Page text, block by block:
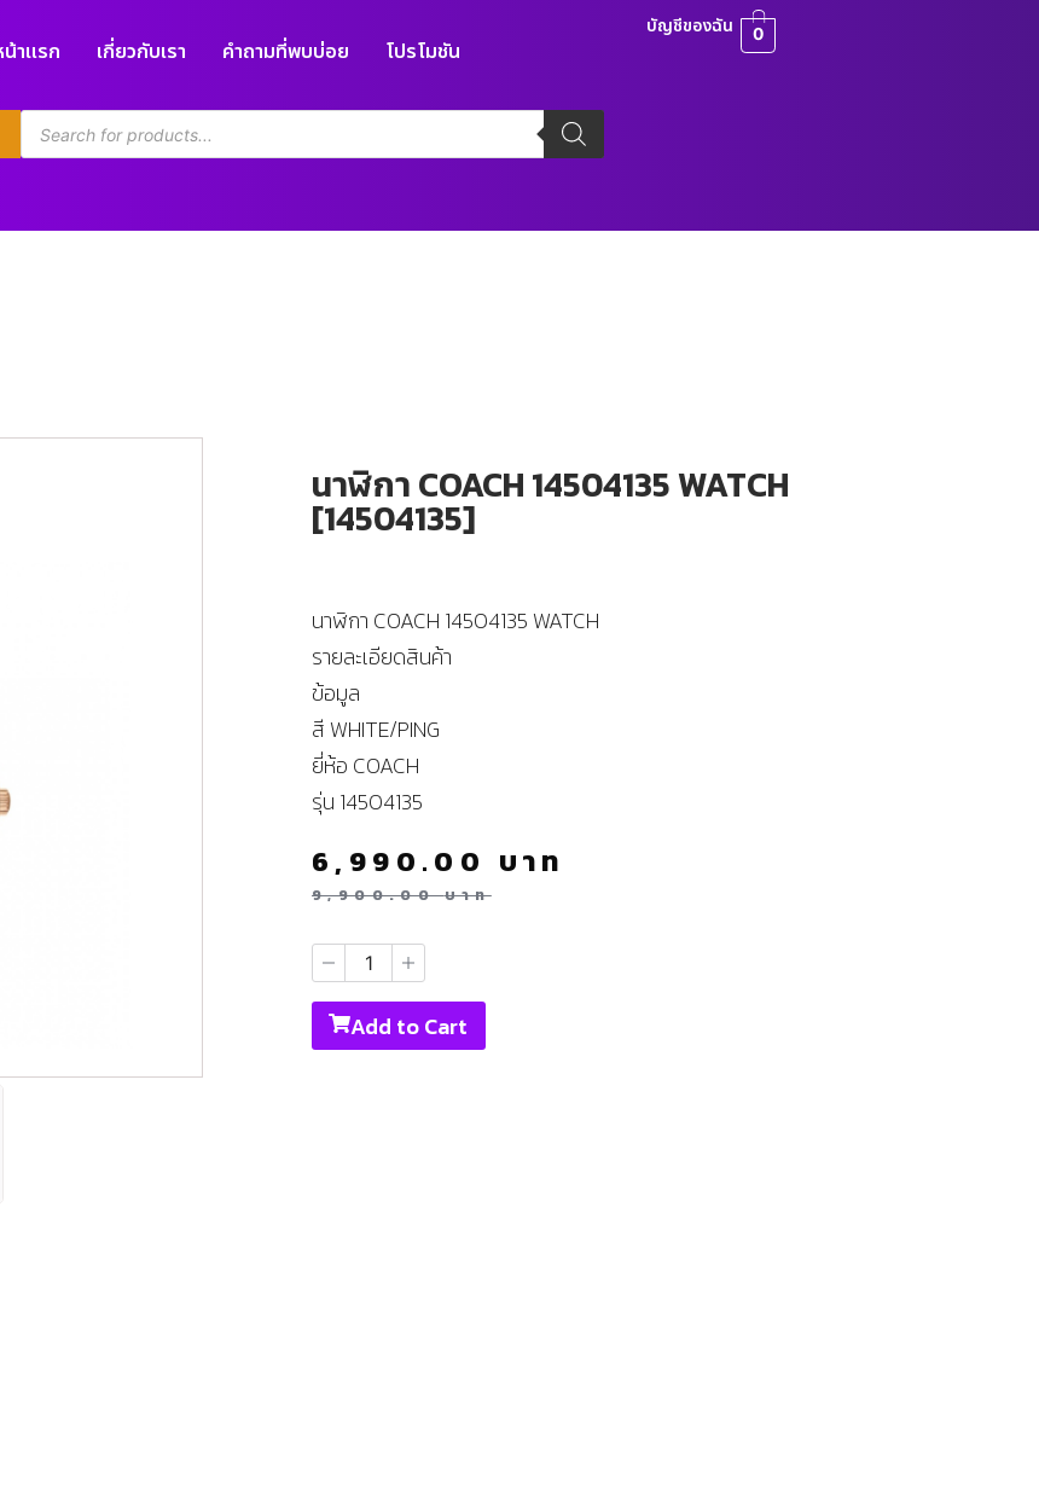
น้าแรก เกี่ยวกับเรา คำถามที่พบบ่อย โปรโมชัน
บัญชีของฉัน 0
นาฬิกา COACH 14504135 WATCH
[14504135]
นาฬิกา COACH 14504135 WATCH
รายละเอียดสินค้า
ข้อมูล
สี WHITE/PING
ยี่ห้อ COACH
รุ่น 14504135
9,900.00บาท
6,990.00 บาท
Add to Cart